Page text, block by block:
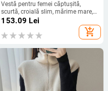
Vestă pentru femei căptușită,
scurtă, croială slim, mărime mare,
toamnă-iarnă, căptușeală caldă
153.09 Lei
add_shopping_cart